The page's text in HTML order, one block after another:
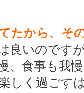
たから、そ
良いのです
、食事も我
しく過ごす